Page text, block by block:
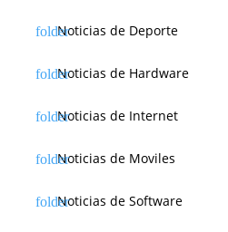
Noticias de Deporte
Noticias de Hardware
Noticias de Internet
Noticias de Moviles
Noticias de Software